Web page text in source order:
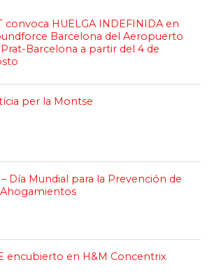
convoca HUELGA INDEFINIDA en
Barcelona del Aeropuerto
Barcelona a partir del 4 de
per la Montse
– Día Mundial para la Prevención de
encubierto en H&M Concentrix